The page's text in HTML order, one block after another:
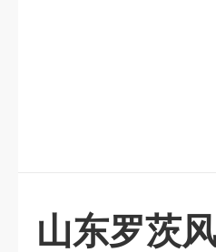
山东罗茨